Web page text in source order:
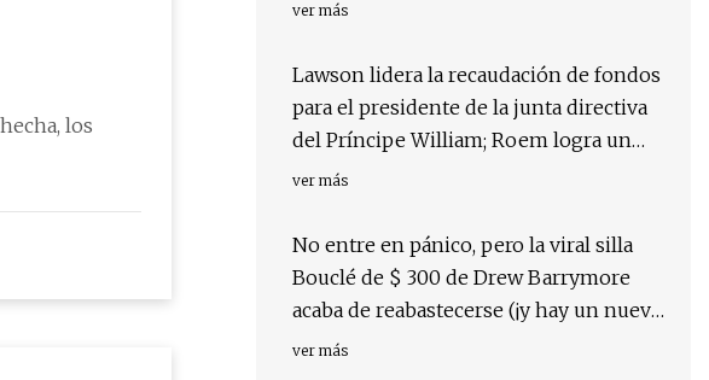
los
ver más
Lawson lidera la recaudación de fondos
para el presidente de la junta directiva
del Príncipe William; Roem logra un
gran éxito en la carrera por el Senado
ver más
No entre en pánico, pero la viral silla
Bouclé de $ 300 de Drew Barrymore
acaba de reabastecerse (¡y hay un nuevo
color!)
ver más